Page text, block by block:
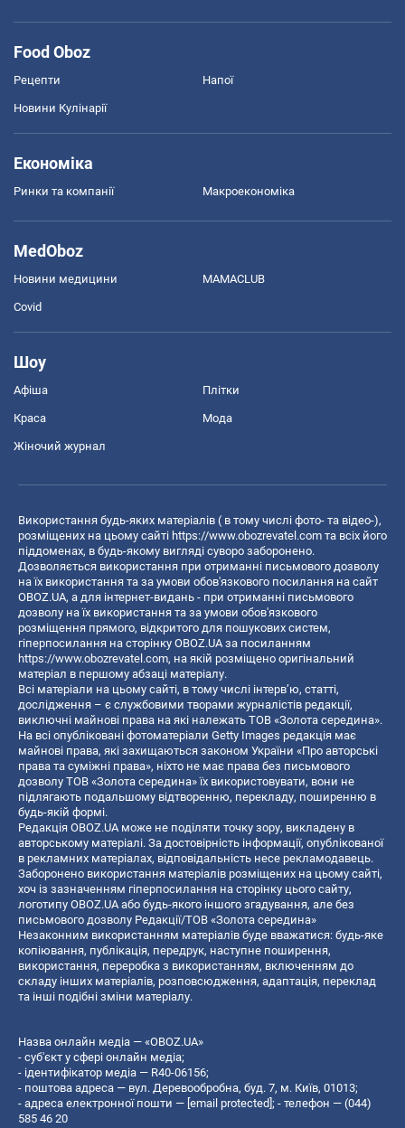
Food Oboz
Рецепти Напої
Новини Кулінарії
Економіка
Ринки та компанії Макроекономіка
MedOboz
Новини медицини MAMACLUB
Covid
Шоу
Афіша Плітки
Краса Мода
Жіночий журнал
Використання будь-яких матеріалів ( в тому числі фото- та відео-),
розміщених на цьому сайті https://www.obozrevatel.com та всіх його
піддоменах, в будь-якому вигляді суворо заборонено.
Дозволяється використання при отриманні письмового дозволу
на їх використання та за умови обов'язкового посилання на сайт
OBOZ.UA, а для інтернет-видань - при отриманні письмового
дозволу на їх використання та за умови обов'язкового
розміщення прямого, відкритого для пошукових систем,
гіперпосилання на сторінку OBOZ.UA за посиланням
https://www.obozrevatel.com, на якій розміщено оригінальний
матеріал в першому абзаці матеріалу.
Всі матеріали на цьому сайті, в тому числі інтерв’ю, статті,
дослідження – є службовими творами журналістів редакції,
виключні майнові права на які належать ТОВ «Золота середина».
На всі опубліковані фотоматеріали Getty Images редакція має
майнові права, які захищаються законом України «Про авторські
права та суміжні права», ніхто не має права без письмового
дозволу ТОВ «Золота середина» їх використовувати, вони не
підлягають подальшому відтворенню, перекладу, поширенню в
будь-якій формі.
Редакція OBOZ.UA може не поділяти точку зору, викладену в
авторському матеріалі. За достовірність інформації, опублікованої
в рекламних матеріалах, відповідальність несе рекламодавець.
Заборонено використання матеріалів розміщених на цьому сайті,
хоч із зазначенням гіперпосилання на сторінку цього сайту,
логотипу OBOZ.UA або будь-якого іншого згадування, але без
письмового дозволу Редакції/ТОВ «Золота середина»
Незаконним використанням матеріалів буде вважатися: будь-яке
копiювання, публiкацiя, передрук, наступне поширення,
використання, переробка з використанням, включенням до
складу інших матеріалів, розповсюдження, адаптація, переклад
та інші подібні зміни матеріалу.
Назва онлайн медіа — «OBOZ.UA»
- суб'єкт у сфері онлайн медіа;
- ідентифікатор медіа — R40-06156;
- поштова адреса — вул. Деревообробна, буд. 7, м. Київ, 01013;
- адреса електронної пошти — [email protected] ; - телефон — (044)
585 46 20